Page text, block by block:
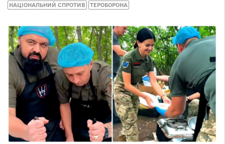
НАЦІОНАЛЬНИЙ СПРОТИВ ТЕРОБОРОНА